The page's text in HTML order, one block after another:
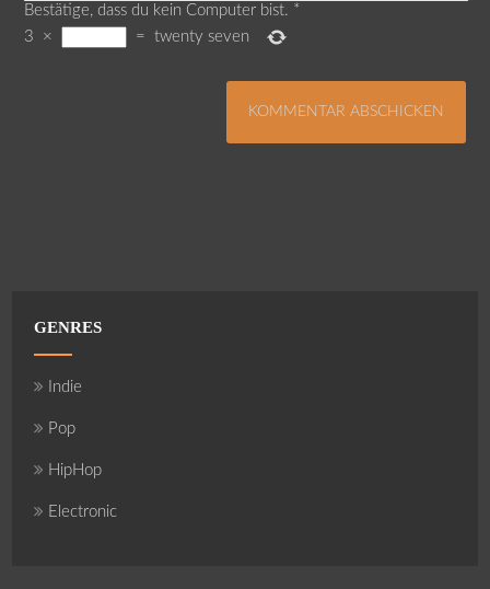
Bestätige, dass du kein Computer bist. *
3
× = twenty seven
GENRES
Indie
Pop
HipHop
Electronic